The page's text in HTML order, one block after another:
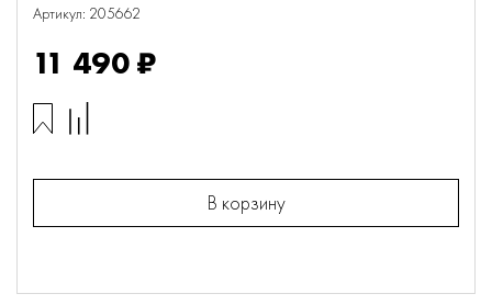
Артикул: 205662
11 490 ₽
В корзину